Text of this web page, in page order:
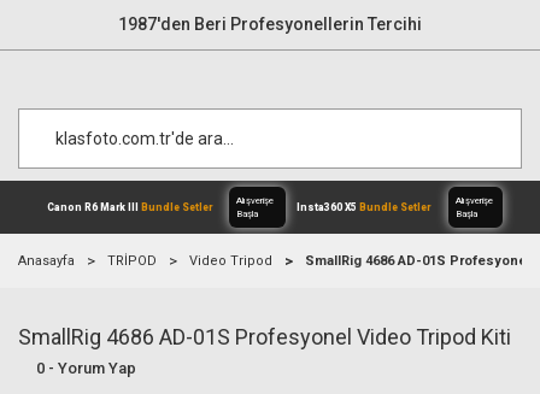
1987'den Beri Profesyonellerin Tercihi
Canon R6 Mark III Bundle Setler
Alışverişe
Anasayfa TRİPOD Video Tripod SmallRig 4686 AD-01S Profesyonel
SmallRig 4686 AD-01S Profesyonel Video Tripod Kiti
0 - Yorum Yap